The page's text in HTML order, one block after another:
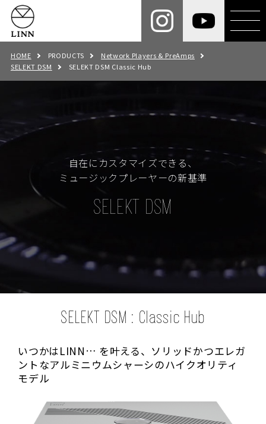
HOME PRODUCTS
Network Players & PreAmps
SELEKT DSM
SELEKT DSM Classic Hub
自在にカスタマイズできる、
ミュージックプレーヤーの新基準
SELEKT DSM
SELEKT DSM : Classic Hub
いつかはLINN… を叶える、ソリッドかつエレガ
ントなアルミニウムシャーシのハイクオリティ
モデル